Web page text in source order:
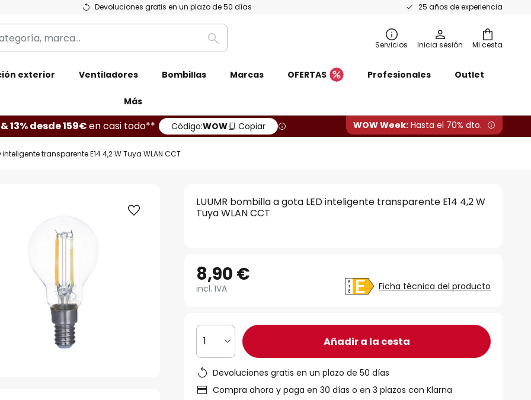
Devoluciones gratis en un plazo de 50 días 25 años de experiencia
Mi cesta
Buscar Servicios Inicia sesión
exterior Ventiladores Bombillas Marcas OFERTAS Profesionales Outlet
Más
13% desde 159€en casi todo** Código:WOW Copiar WOW Week: Hasta el 70% dto.
transparente E14 4,2 W Tuya WLAN CCT
LUUMR bombilla a gota LED inteligente transparente E14 4,2 W
Tuya WLAN CCT
8,90 €
incl. IVA Ficha técnica del producto
1 Añadir a la cesta
Devoluciones gratis en un plazo de 50 días
Compra ahora y paga en 30 días o en 3 plazos con Klarna